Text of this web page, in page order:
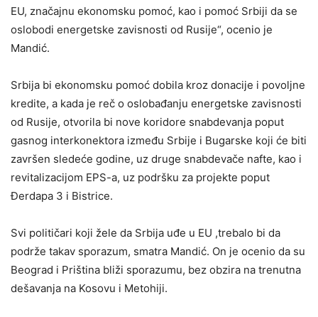
EU, značajnu ekonomsku pomoć, kao i pomoć Srbiji da se
oslobodi energetske zavisnosti od Rusije“, ocenio je
Mandić.
Srbija bi ekonomsku pomoć dobila kroz donacije i povoljne
kredite, a kada je reč o oslobađanju energetske zavisnosti
od Rusije, otvorila bi nove koridore snabdevanja poput
gasnog interkonektora između Srbije i Bugarske koji će biti
završen sledeće godine, uz druge snabdevače nafte, kao i
revitalizacijom EPS-a, uz podršku za projekte poput
Đerdapa 3 i Bistrice.
Svi političari koji žele da Srbija uđe u EU ,trebalo bi da
podrže takav sporazum, smatra Mandić. On je ocenio da su
Beograd i Priština bliži sporazumu, bez obzira na trenutna
dešavanja na Kosovu i Metohiji.